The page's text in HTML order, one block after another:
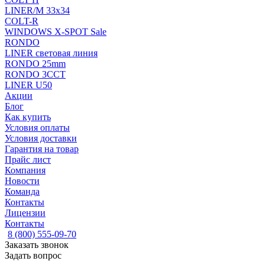
LINER/М 33х34
COLT-R
WINDOWS X-SPOT Sale
RONDO
LINER световая линия
RONDO 25mm
RONDO 3CCT
LINER U50
Акции
Блог
Как купить
Условия оплаты
Условия доставки
Гарантия на товар
Прайс лист
Компания
Новости
Команда
Контакты
Лицензии
Контакты
8 (800) 555-09-70
Заказать звонок
Задать вопрос